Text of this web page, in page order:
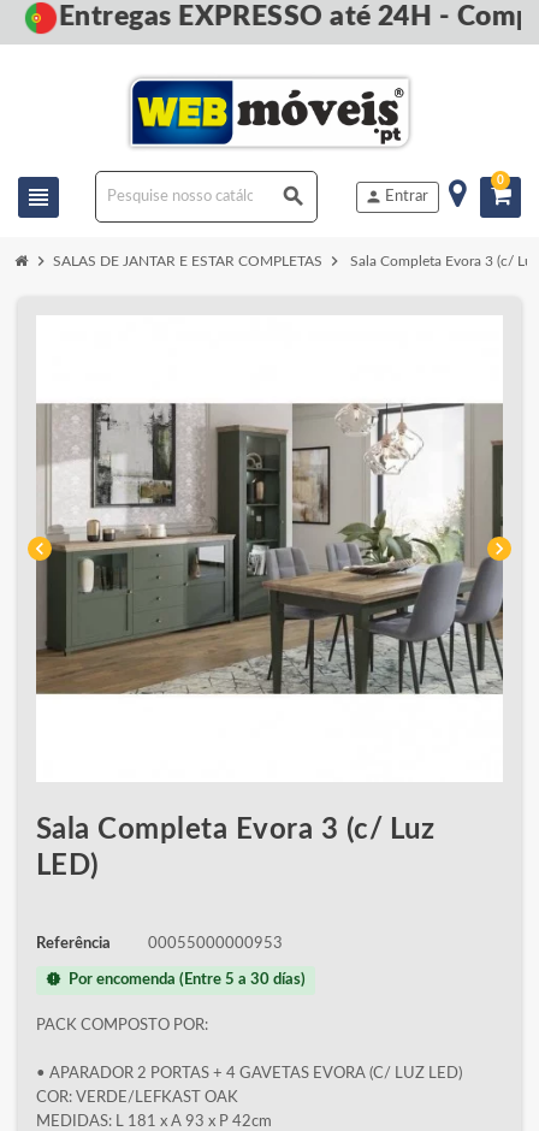
Entregas EXPRESSO até 24H -
view_headline search person Entrar
0
chevron_right SALAS DE JANTAR E ESTAR COMPLETAS chevron_right Sala Completa Evora 3 (c/
chevron_left chevron_right
Sala Completa Evora 3 (c/ Luz
LED)
Referência 00055000000953
new_releases Por encomenda (Entre 5 a 30 días)
PACK COMPOSTO POR:
• APARADOR 2 PORTAS + 4 GAVETAS EVORA (C/ LUZ LED)
COR: VERDE/LEFKAST OAK
MEDIDAS: L 181 x A 93 x P 42cm